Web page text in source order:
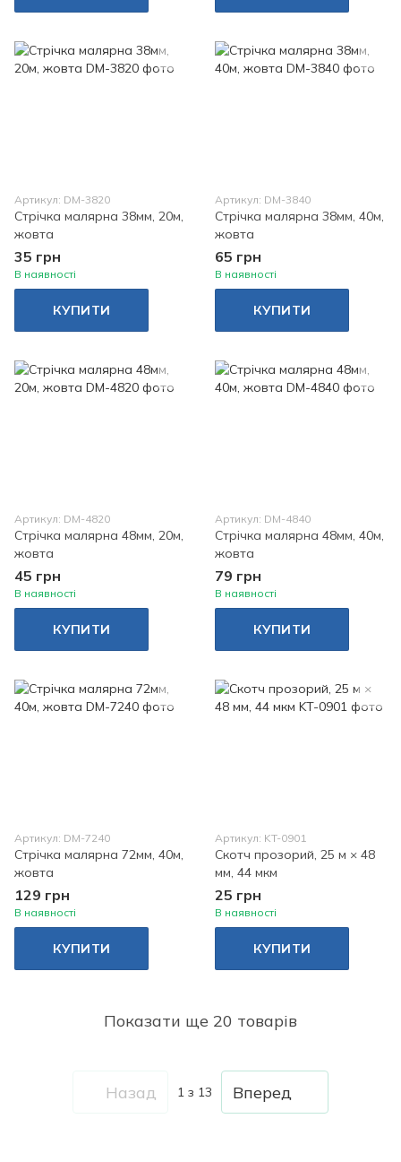
Артикул: DM-3820
Стрічка малярна 38мм, 20м,
жовта
35 грн
В наявності
КУПИТИ
Артикул: DM-3840
Стрічка малярна 38мм, 40м,
жовта
65 грн
В наявності
КУПИТИ
Артикул: DM-4820
Стрічка малярна 48мм, 20м,
жовта
45 грн
В наявності
КУПИТИ
Артикул: DM-4840
Стрічка малярна 48мм, 40м,
жовта
79 грн
В наявності
КУПИТИ
Артикул: DM-7240
Стрічка малярна 72мм, 40м,
жовта
129 грн
В наявності
КУПИТИ
Артикул: KT-0901
Скотч прозорий, 25 м × 48
мм, 44 мкм
25 грн
В наявності
КУПИТИ
Показати ще 20 товарів
Назад 1 з 13 Вперед